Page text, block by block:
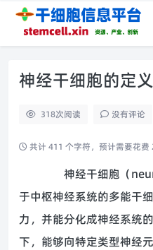
神经干细胞的定
318次阅读 没有评论
共计 411 个字符，预计需要花费
神经干细胞（
于中枢神经系统的多能干
力，并能分化成神经系统
下，能够向特定类型神经